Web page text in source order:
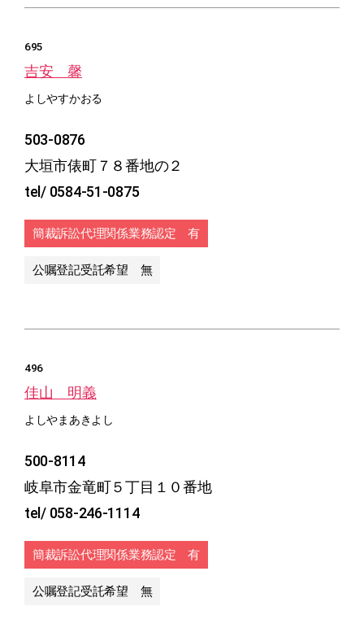
695
吉安 馨
よしやすかおる
503-0876
大垣市俵町７８番地の２
tel/ 0584-51-0875
簡裁訴訟代理関係業務認定 有
公嘱登記受託希望 無
496
佳山 明義
よしやまあきよし
500-8114
岐阜市金竜町５丁目１０番地
tel/ 058-246-1114
簡裁訴訟代理関係業務認定 有
公嘱登記受託希望 無